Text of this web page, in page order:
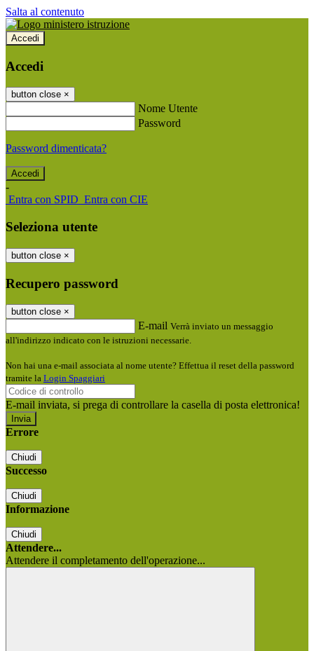
Salta al contenuto
Accedi
Accedi
button close ×
Nome Utente
Password
Password dimenticata?
-
Entra con SPID Entra con CIE
Seleziona utente
button close ×
Recupero password
button close ×
E-mail Verrà inviato un messaggio
all'indirizzo indicato con le istruzioni necessarie.
Non hai una e-mail associata al nome utente? Effettua il reset della password
tramite la Login Spaggiari
E-mail inviata, si prega di controllare la casella di posta elettronica!
Errore
Chiudi
Successo
Chiudi
Informazione
Chiudi
Attendere...
Attendere il completamento dell'operazione...